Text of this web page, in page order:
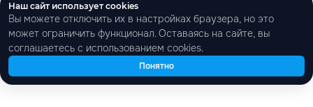
Наш сайт использует cookies
Вы можете отключить их в настройках браузера, но это
может ограничить функционал. Оставаясь на сайте, вы
соглашаетесь с использованием cookies.
Понятно